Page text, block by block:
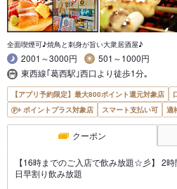
全面喫煙可♪焼鳥と刺身が旨い大衆居酒屋♪
2001～3000円
501～1000円
東西線｢葛西駅｣西口より徒歩1分｡
【アプリ予約限定】最大800ポイント還元対象店
ポイントプラス対象店
スマート支払い可 適
クーポン
【16時までのご入店で飲み放題☆彡】 2
日早割り飲み放題